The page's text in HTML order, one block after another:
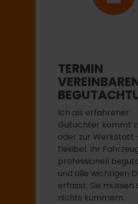
TERMIN
Ich als erfahrener
Gutachter kommt
oder zur Werkstatt
flexibel. Ihr
professionell
und alle wichtigen
erfasst. Sie müssen
nichts kümmern.